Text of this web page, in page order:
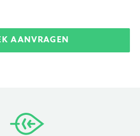
AANVRAGEN